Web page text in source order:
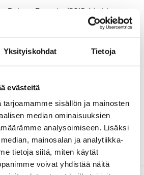
Yksityiskohdat Tietoja
evästeitä
tarjoamamme sisällön ja mainosten
median ominaisuuksien
analysoimiseen. Lisäksi
mainosalan ja analytiikka-
tietoja siitä, miten käytät
voivat yhdistää näitä
-Tilapäisesti loppu
Deluxe Remote (2018+) tehty
huoltosarja sisältää kaikki
ja osat varmistaen sujuvan
Super Deluxe Remote (2018+)
-tiivisteet, männän tiiviste,
tiivisteet, kaukosäätimen
Service Kit Super Deluxe